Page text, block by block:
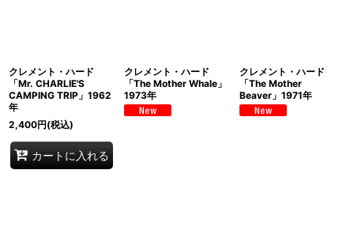
クレメント・ハード
「Mr. CHARLIE'S
CAMPING TRIP」1962
年
2,400円(税込)
カートに入れる
クレメント・ハード
「The Mother Whale」
1973年
クレメント・ハード
「The Mother
Beaver」1971年